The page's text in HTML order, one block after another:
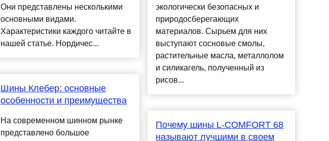
Они представлены несколькими
основными видами.
Характеристики каждого читайте в
нашей статье. Нордичес...
Шины Клебер: основные
особенности и преимущества
На современном шинном рынке
представлено большое
экологически безопасных и
природосберегающих
материалов. Сырьем для них
выступают сосновые смолы,
растительные масла, металлолом
и силикагель, полученный из
рисов...
Почему шины L-COMFORT 68
называют лучшими в своем